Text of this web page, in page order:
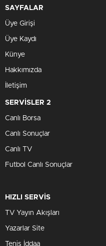
SAYFALAR
Üye Girişi
Üye Kaydı
Künye
Hakkımızda
İletişim
SERVİSLER 2
Canlı Borsa
Canlı Sonuçlar
Canlı TV
Futbol Canlı Sonuçlar
HIZLI SERVİS
TV Yayın Akışları
Yazarlar Site
Tenis İddaa